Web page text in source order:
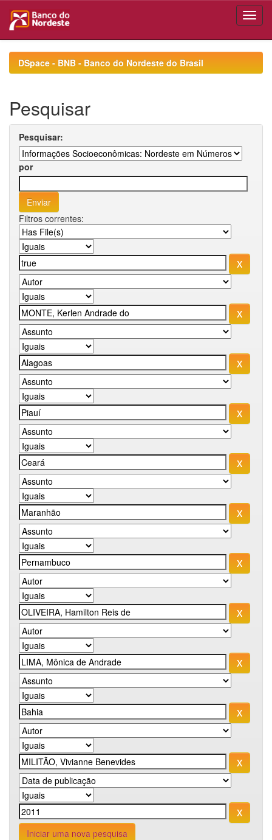
navigationDSpace - BNB - Banco do Nordeste do Brasil
Pesquisar
Pesquisar:
por
Filtros correntes:
Iniciar uma nova pesquisa